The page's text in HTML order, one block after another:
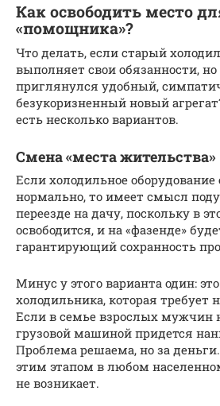
Как освободить место
«помощника»?
Что делать, если старый
выполняет свои обязанности,
приглянулся удобный,
безукоризненный новый
есть несколько вариантов.
Смена «места жительства»
Если холодильное оборудование
нормально, то имеет смысл
переезде на дачу, поскольку в
освободится, и на «фазенде»
гарантирующий сохранность
Минус у этого варианта один:
холодильника, которая
Если в семье взрослых мужчин
грузовой машиной придется
Проблема решаема, но за
этим этапом в любом
не возникает.